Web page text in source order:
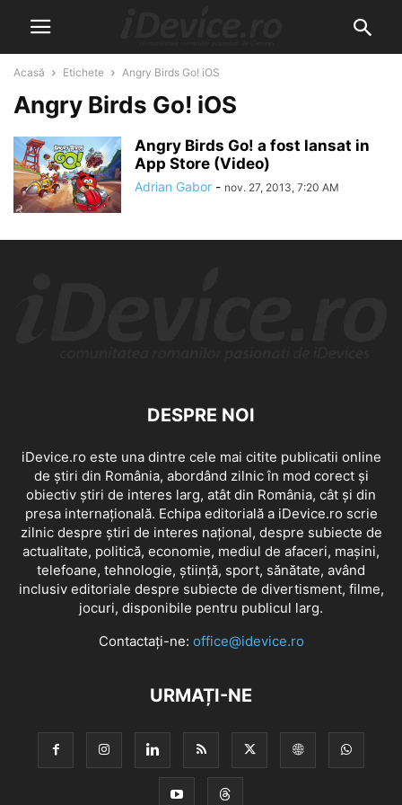
Acasă Etichete Angry Birds Go! iOS
Angry Birds Go! iOS
Angry Birds Go! a fost lansat in
App Store (Video)
Adrian Gabor - nov. 27, 2013, 7:20 AM
DESPRE NOI
iDevice.ro este una dintre cele mai citite publicatii online
de știri din România, abordând zilnic în mod corect și
obiectiv știri de interes larg, atât din România, cât și din
presa internațională. Echipa editorială a iDevice.ro scrie
zilnic despre știri de interes național, despre subiecte de
actualitate, politică, economie, mediul de afaceri, mașini,
telefoane, tehnologie, știință, sport, sănătate, având
inclusiv editoriale despre subiecte de divertisment, filme,
jocuri, disponibile pentru publicul larg.
Contactați-ne: office@idevice.ro
URMAȚI-NE